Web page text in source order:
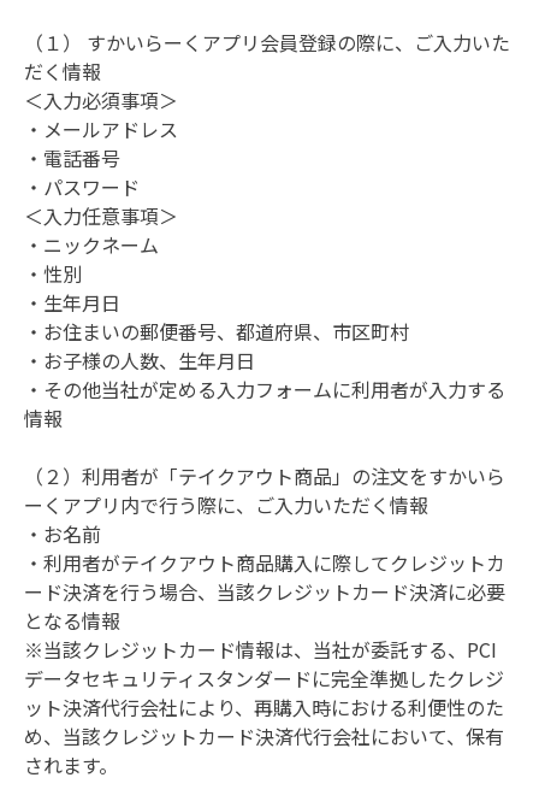
（１） すかいらーくアプリ会員登録の際に、ご入力いた
だく情報
＜入力必須事項＞
・メールアドレス
・電話番号
・パスワード
＜入力任意事項＞
・ニックネーム
・性別
・生年月日
・お住まいの郵便番号、都道府県、市区町村
・お子様の人数、生年月日
・その他当社が定める入力フォームに利用者が入力する
情報
（２）利用者が「テイクアウト商品」の注文をすかいら
ーくアプリ内で行う際に、ご入力いただく情報
・お名前
・利用者がテイクアウト商品購入に際してクレジットカ
ード決済を行う場合、当該クレジットカード決済に必要
となる情報
※当該クレジットカード情報は、当社が委託する、PCI
データセキュリティスタンダードに完全準拠したクレジ
ット決済代行会社により、再購入時における利便性のた
め、当該クレジットカード決済代行会社において、保有
されます。